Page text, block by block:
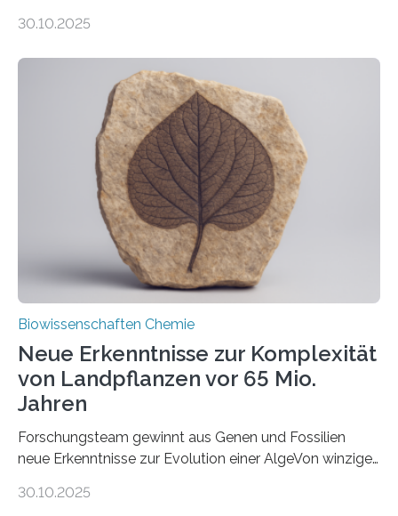
erfüllen können, müssen zahlreiche Enzyme präzise in
der Ruhr-Universität Bochum um Prof. Dr. Ralf Erdmann
und Dr. Ismaila Francis Yusuf hat nun einen bislang
unbekannten Qualitätskontrollmechanismus des
peroxisomalen Proteintransports in der Bäckerhefe
Saccharomyces cerevisiae entdeckt, der für die
Funktionsfähigkeit der Organellen entscheidend ist. Die
Studie wurde am 28. Oktober 2025 in der
Fachzeitschrift…
30.10.2025
Biowissenschaften Chemie
Neue Erkenntnisse zur Komplexität
von Landpflanzen vor 65 Mio.
Jahren
Forschungsteam gewinnt aus Genen und Fossilien
neue Erkenntnisse zur Evolution einer AlgeVon winzigen
Landpflanzen zählen zu den komplexesten
30.10.2025